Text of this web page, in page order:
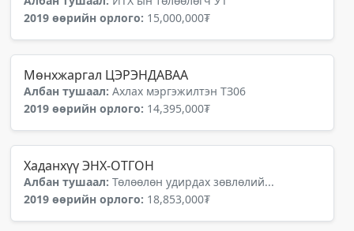
2019 өөрийн орлого: 15,000,000₮
Мөнхжаргал ЦЭРЭНДАВАА
Албан тушаал: Ахлах мэргэжилтэн ТЗ06
2019 өөрийн орлого: 14,395,000₮
Хаданхүү ЭНХ-ОТГОН
Албан тушаал: Төлөөлөн удирдах зөвлөлий...
2019 өөрийн орлого: 18,853,000₮